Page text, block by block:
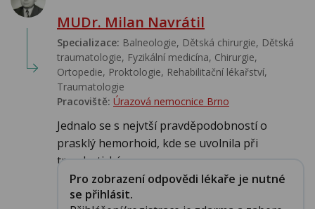
MUDr. Milan Navrátil
Specializace: Balneologie, Dětská chirurgie, Dětská
traumatologie, Fyzikální medicína, Chirurgie,
Ortopedie, Proktologie, Rehabilitační lékařství‎,
Traumatologie
Pracoviště: Úrazová nemocnice Brno
Jednalo se s nejvtší pravděpodobností o
prasklý hemorhoid, kde se uvolnila při
trombotické zm...
Pro zobrazení odpovědi lékaře je nutné
se přihlásit.